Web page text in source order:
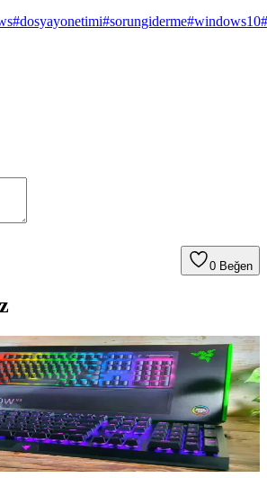
#dosyayonetimi#sorungiderme#windows10#
0 Beğen
Temel İşlevler, Sorunlar ve
dosya ve klasör yönetiminde temel araçtır.
özellikler sunar. Sorunlar için etkili
kullanımını kolaylaştırır.